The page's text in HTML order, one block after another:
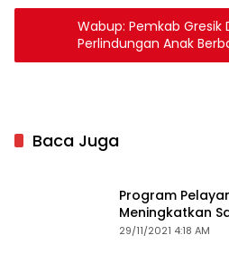
Wabup: Pemkab Gresik
Perlindungan Anak
Baca Juga
Program
Meningkatkan
29/11/2021 4:18 AM